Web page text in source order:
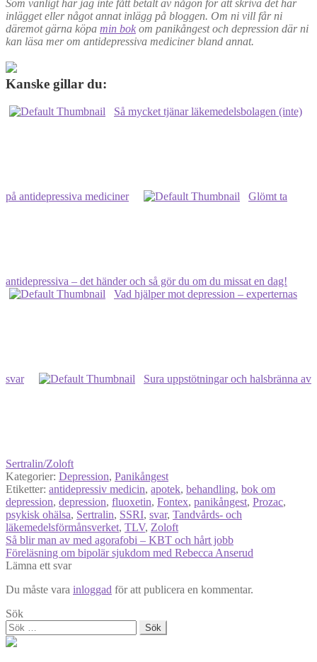
Som vanligt har jag inte fått betalt av någon för att skriva det här
inlägget eller något annat inlägg på bloggen. Om ni vill får ni
däremot gärna köpa min bok om panikångest och depression där ni
kan läsa mer om antidepressiva mediciner bland annat.
Kanske gillar du:
Så mycket tjänar läkemedelsbolagen (inte)
på antidepressiva mediciner Glömt ta
antidepressiva – det händer och så gör du om du missat en dag!
Vad hjälper mot depression – experternas
svar Sura uppstötningar och halsbränna av
Sertralin/Zoloft
Kategorier: Depression, Panikångest
Etiketter: antidepressiv medicin, apotek, behandling, bok om
depression, depression, fluoxetin, Fontex, panikångest, Prozac,
psykisk ohälsa, Sertralin, SSRI, svar, Tandvårds- och
läkemedelsförmånsverket, TLV, Zoloft
Inläggsnavigering
Föregående
inlägg:
Så blir man av med agorafobi – KBT och hårt jobb
Nästa
inlägg:
Föreläsning om bipolär sjukdom med Rebecca Anserud
Lämna ett svar
Du måste vara inloggad för att publicera en kommentar.
Sök
Sök
efter: